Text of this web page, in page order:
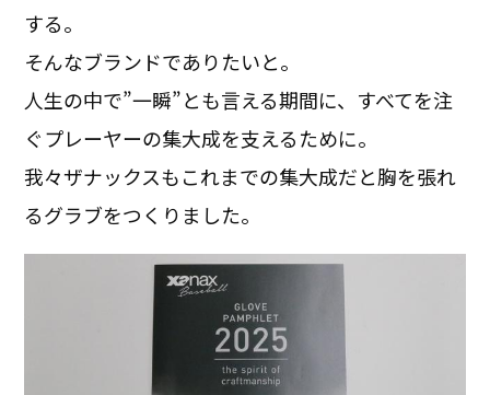
する。
そんなブランドでありたいと。
人生の中で”一瞬”とも言える期間に、すべてを注
ぐプレーヤーの集大成を支えるために。
我々ザナックスもこれまでの集大成だと胸を張れ
るグラブをつくりました。